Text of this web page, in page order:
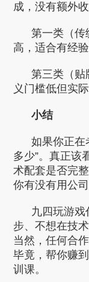
成，没有额外
第一类（
高，适合有经
第三类（
义门槛低但实
小结
如果你正在
多少”。真正该
术配套是否完
你有没有用公
九四玩游戏
步、不想在技
当然，任何合
毕竟，帮你赚
训课。